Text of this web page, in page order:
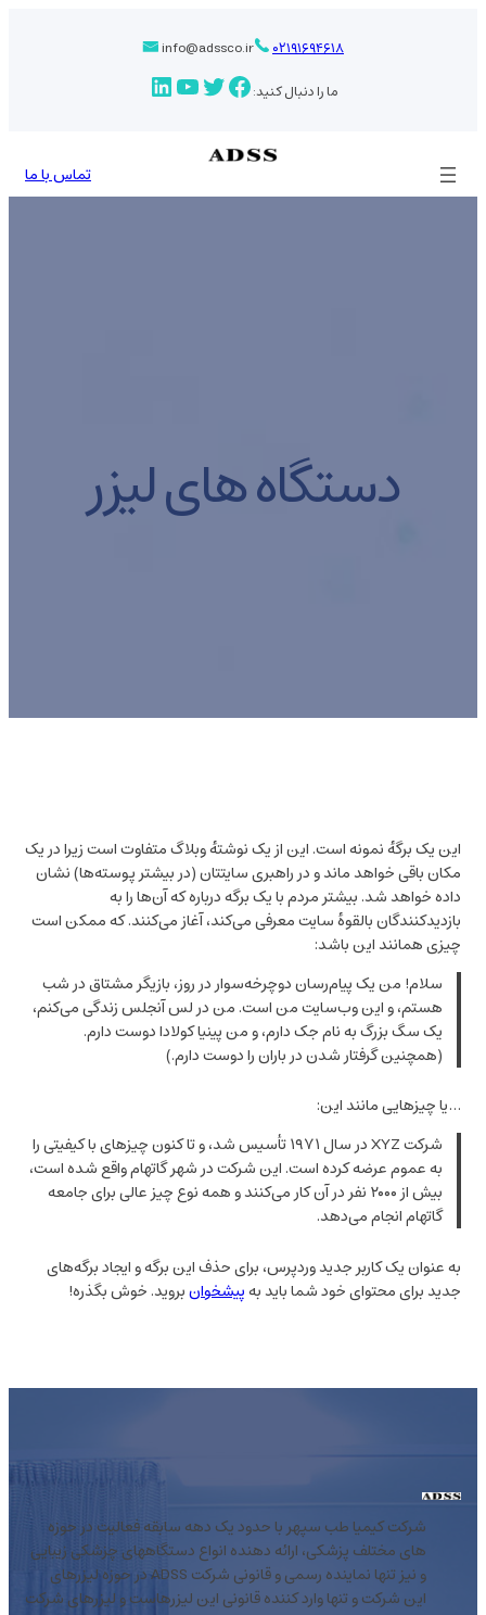
۰۲۱۹۱۶۹۴۶۱۸
info@adssco.ir
ما را دنبال کنید:فیس‌بوکتوییتر یوتیوبلینکداین
تماس با ما
دستگاه های لیزر
این یک برگهٔ نمونه است. این از یک نوشتهٔ وبلاگ متفاوت است زیرا در یک
مکان باقی خواهد ماند و در راهبری سایتتان (در بیشتر پوسته‌ها) نشان
داده خواهد شد. بیشتر مردم با یک برگه درباره که آن‌ها را به
بازدیدکنندگان بالقوهٔ سایت معرفی می‌کند، آغاز می‌کنند. که ممکن است
چیزی همانند این باشد:
سلام! من یک پیام‌رسان دوچرخه‌سوار در روز، بازیگر مشتاق در شب
هستم، و این وب‌سایت من است. من در لس آنجلس زندگی می‌کنم،
یک سگ بزرگ به نام جک دارم، و من پینیا کولادا دوست دارم.
(همچنین گرفتار شدن در باران را دوست دارم.)
…یا چیزهایی مانند این:
شرکت XYZ در سال ۱۹۷۱ تأسیس شد، و تا کنون چیزهای با کیفیتی را
به عموم عرضه کرده است. این شرکت در شهر گاتهام واقع شده است،
بیش از ۲۰۰۰ نفر در آن کار می‌کنند و همه نوع چیز عالی برای جامعه
گاتهام انجام می‌دهد.
به عنوان یک کاربر جدید وردپرس، برای حذف این برگه و ایجاد برگه‌های
جدید برای محتوای خود شما باید بهپیشخوانبروید. خوش بگذره!
شرکت کیمیا طب سپهر با حدود یک دهه سابقه فعالیت در حوزه
های مختلف پزشکی، ارائه دهنده انواع دستگاههای چزشکی زیبایی
و نیز تنها نماینده رسمی و قانونی شرکت ADSS در حوزه لیزرهای
این شرکت و تنها وارد کننده قانونی این لیزرهاست و لیزرهای شرکت